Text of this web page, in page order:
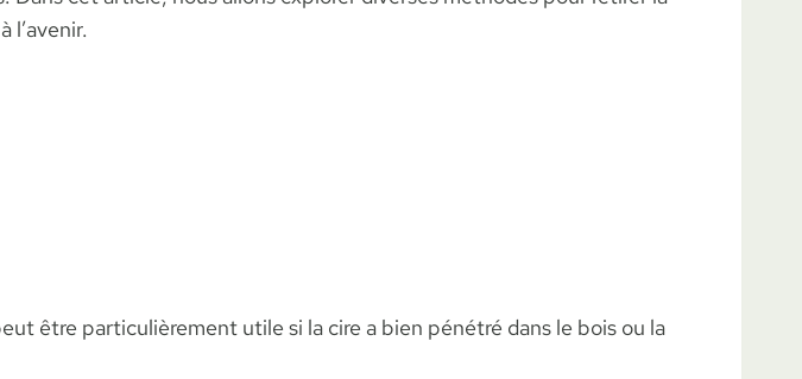
l’avenir.
être particulièrement utile si la cire a bien pénétré dans le bois ou la